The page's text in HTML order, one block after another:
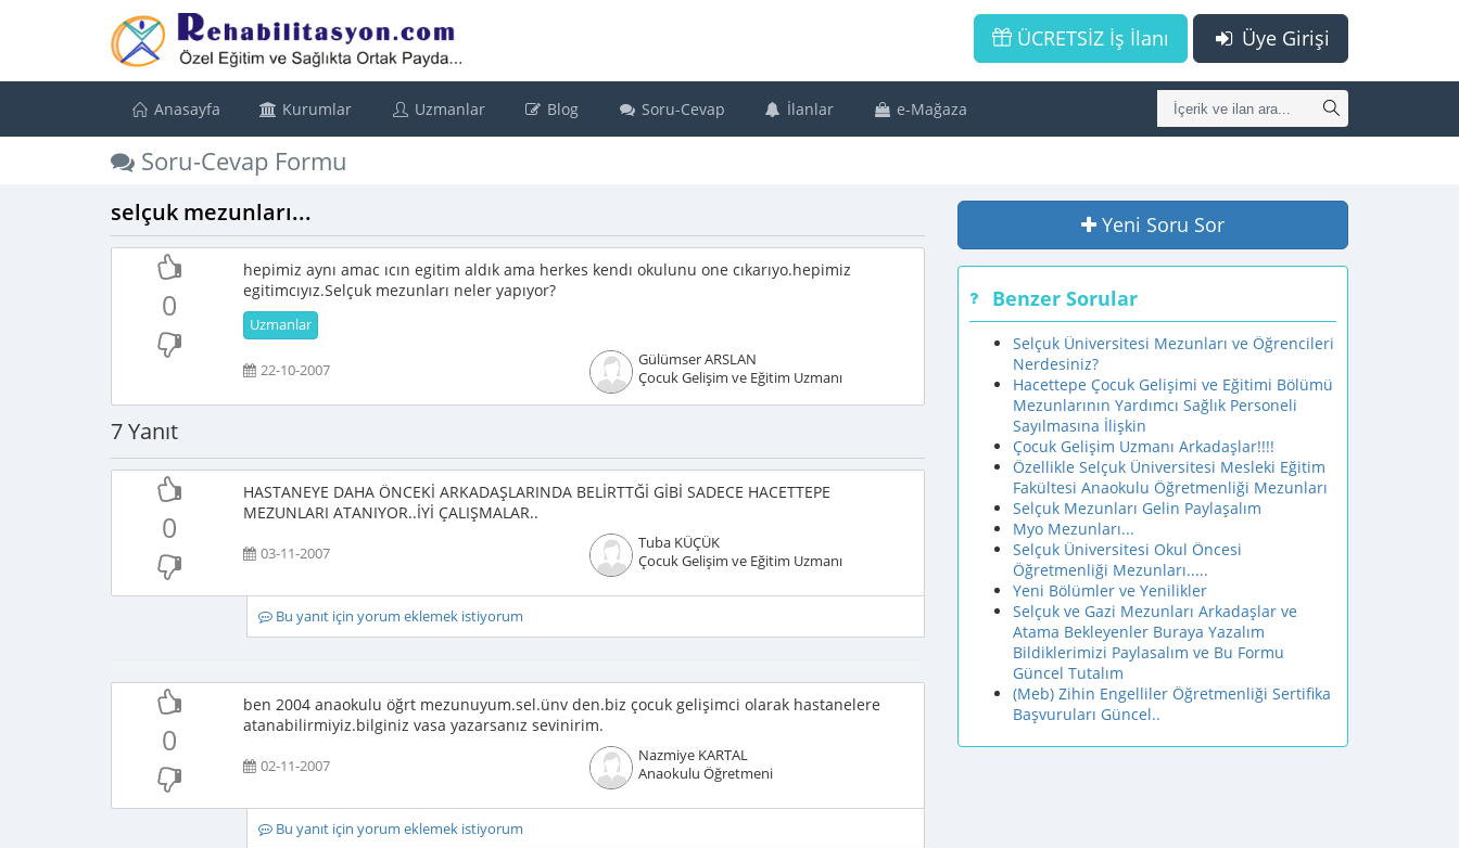
Üye Girişi
ÜCRETSİZ İş İlanı
Anasayfa Kurumlar Uzmanlar Blog Soru-Cevap İlanlar e-Mağaza
Soru-Cevap Formu
selçuk mezunları...
0
hepimiz aynı amac ıcın egitim aldık ama herkes kendı okulunu one cıkarıyo.hepimiz
egitimcıyız.Selçuk mezunları neler yapıyor?
Uzmanlar
22-10-2007
Gülümser ARSLAN
Çocuk Gelişim ve Eğitim Uzmanı
7 Yanıt
0
HASTANEYE DAHA ÖNCEKİ ARKADAŞLARINDA BELİRTTĞİ GİBİ SADECE HACETTEPE
MEZUNLARI ATANIYOR..İYİ ÇALIŞMALAR..
03-11-2007
Tuba KÜÇÜK
Çocuk Gelişim ve Eğitim Uzmanı
Bu yanıt için yorum eklemek istiyorum
0
ben 2004 anaokulu öğrt mezunuyum.sel.ünv den.biz çocuk gelişimci olarak hastanelere
atanabilirmiyiz.bilginiz vasa yazarsanız sevinirim.
02-11-2007
Nazmiye KARTAL
Anaokulu Öğretmeni
Bu yanıt için yorum eklemek istiyorum
Yeni Soru Sor
Benzer Sorular
Selçuk Üniversitesi Mezunları ve Öğrencileri
Nerdesiniz?
Hacettepe Çocuk Gelişimi ve Eğitimi Bölümü
Mezunlarının Yardımcı Sağlık Personeli
Sayılmasına İlişkin
Çocuk Gelişim Uzmanı Arkadaşlar!!!!
Özellikle Selçuk Üniversitesi Mesleki Eğitim
Fakültesi Anaokulu Öğretmenliği Mezunları
Selçuk Mezunları Gelin Paylaşalım
Myo Mezunları...
Selçuk Üniversitesi Okul Öncesi
Öğretmenliği Mezunları.....
Yeni Bölümler ve Yenilikler
Selçuk ve Gazi Mezunları Arkadaşlar ve
Atama Bekleyenler Buraya Yazalım
Bildiklerimizi Paylasalım ve Bu Formu
Güncel Tutalım
(Meb) Zihin Engelliler Öğretmenliği Sertifika
Başvuruları Güncel..